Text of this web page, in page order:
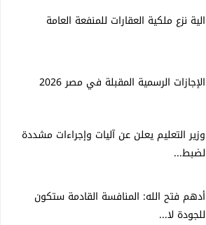
الية نزع ملكية العقارات للمنفعة العامة
الإجازات الرسمية المقبلة في مصر 2026
وزير التعليم يعلن عن آليات وإجراءات مشددة
لضبط...
أدهم فتح الله: المنافسة القادمة ستكون
للجودة لا...